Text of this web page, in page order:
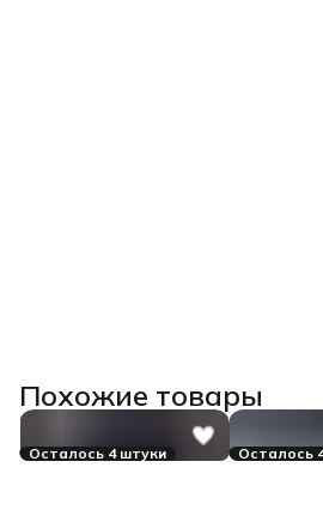
Похожие товары
Осталось 4 штуки Осталось